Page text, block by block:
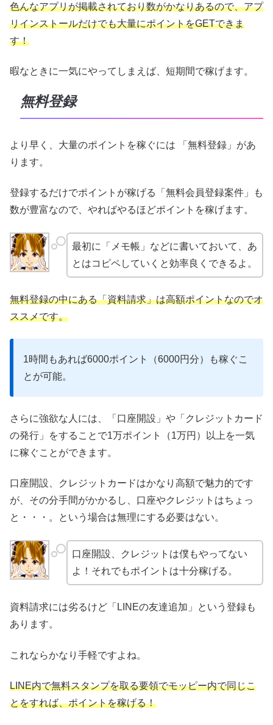
色んなアプリが掲載されており数がかなりあるので、アプ
リインストールだけでも大量にポイントをGETできま
す！
暇なときに一気にやってしまえば、短期間で稼げます。
無料登録
より早く、大量のポイントを稼ぐには 「無料登録」があ
ります。
登録するだけでポイントが稼げる「無料会員登録案件」も
数が豊富なので、やればやるほどポイントを稼げます。
最初に「メモ帳」などに書いておいて、あ
とはコピペしていくと効率良くできるよ。
無料登録の中にある「資料請求」は高額ポイントなのでオ
ススメです。
1時間もあれば6000ポイント（6000円分）も稼ぐこ
とが可能。
さらに強欲な人には、「口座開設」や「クレジットカード
の発行」をすることで1万ポイント（1万円）以上を一気
に稼ぐことができます。
口座開設、クレジットカードはかなり高額で魅力的です
が、その分手間がかかるし、口座やクレジットはちょっ
と・・・。という場合は無理にする必要はない。
口座開設、クレジットは僕もやってない
よ！それでもポイントは十分稼げる。
資料請求には劣るけど「LINEの友達追加」という登録も
あります。
これならかなり手軽ですよね。
LINE内で無料スタンプを取る要領でモッピー内で同じこ
とをすれば、ポイントを稼げる！